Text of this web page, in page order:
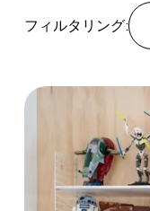
フィルタリング: